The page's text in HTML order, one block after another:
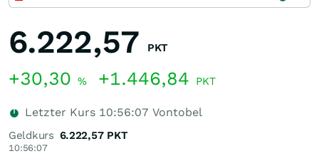
6.222,57 PKT
+30,30 % +1.446,84 PKT
Letzter Kurs 10:56:07 Vontobel
Geldkurs
10:56:07
6.222,57 PKT